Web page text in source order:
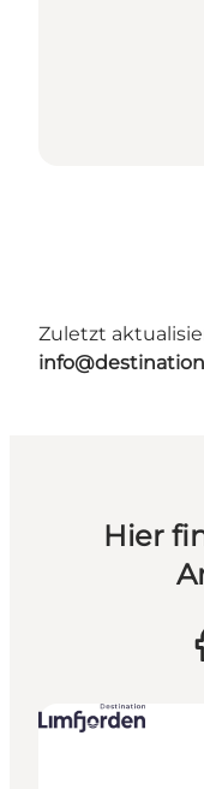
Zuletzt
Hier